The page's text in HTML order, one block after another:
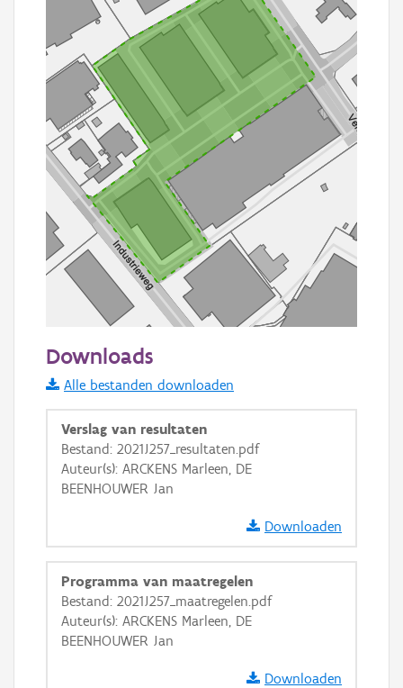
Informatie Vlaanderen
i
+ −
Basis Lagen
OSM-Basiskaart
Downloads
Alle bestanden downloaden
Verslag van resultaten
Bestand: 2021J257_resultaten.pdf
Auteur(s): ARCKENS Marleen, DE
BEENHOUWER Jan
Downloaden
Programma van maatregelen
Bestand: 2021J257_maatregelen.pdf
Auteur(s): ARCKENS Marleen, DE
BEENHOUWER Jan
Downloaden